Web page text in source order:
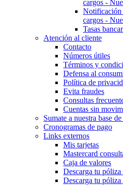
cargos -
Notificación
cargos -
Tasas
Atención al cliente
Contacto
Números útiles
Términos y
Defensa al
Política de
Evita fraudes
Consultas
Cuentas sin
Sumate a nuestra base
Cronogramas de pago
Links externos
Mis tarjetas
Mastercard
Caja de valores
Descarga tu
Descarga tu